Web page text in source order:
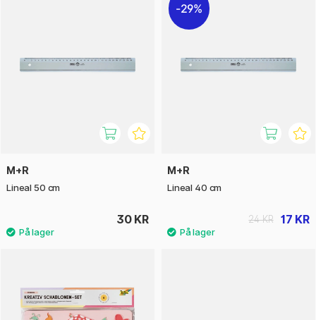
M+R
Lineal 50 cm
30 KR
29%
M+R
Lineal 40 cm
17 KR
24 KR